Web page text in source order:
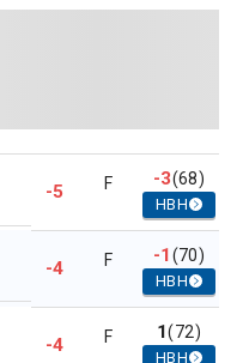
-5 F -3(68)
HBH
-4 F -1(70)
HBH
-4 F 1(72)
HBH